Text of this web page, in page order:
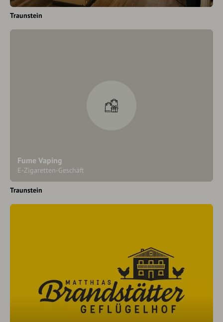
Traunstein
Fume Vaping
E-Zigaretten-Geschäft
Traunstein